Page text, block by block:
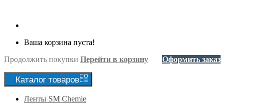
Ваша корзина пуста!
Продолжить покупки Перейти в корзину Оформить заказ
Каталог товаров
Ленты SM Chemie